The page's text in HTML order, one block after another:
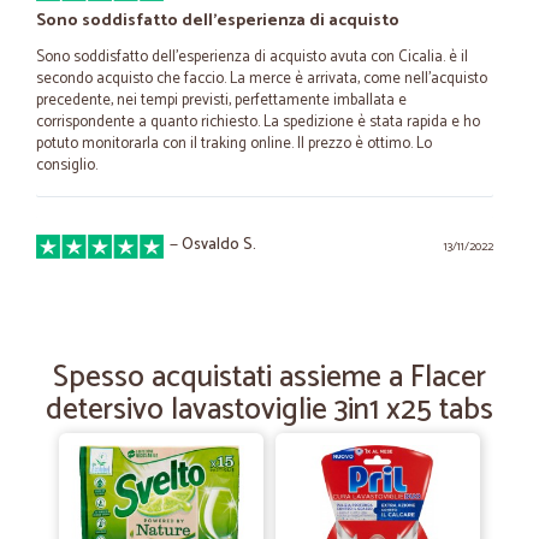
Sono soddisfatto dell'esperienza di acquisto
Sono soddisfatto dell'esperienza di acquisto avuta con Cicalia. è il
secondo acquisto che faccio. La merce è arrivata, come nell'acquisto
precedente, nei tempi previsti, perfettamente imballata e
corrispondente a quanto richiesto. La spedizione è stata rapida e ho
potuto monitorarla con il traking online. Il prezzo è ottimo. Lo
consiglio.
13/11/2022
—Osvaldo S.
13/07/2020
—Luca M.
trovo sempre quello che mi serve
trovo sempre quello che mi serve
Spesso acquistati assieme a Flacer
detersivo lavastoviglie 3in1 x25 tabs